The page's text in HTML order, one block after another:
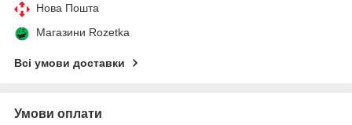
Нова Пошта
Магазини Rozetka
Всі умови доставки
Умови оплати